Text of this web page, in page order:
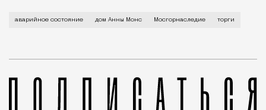
Это последняя сохранившаяся жилая постройка
аварийное состояние дом Анны Монс Мосгорнаследие торги